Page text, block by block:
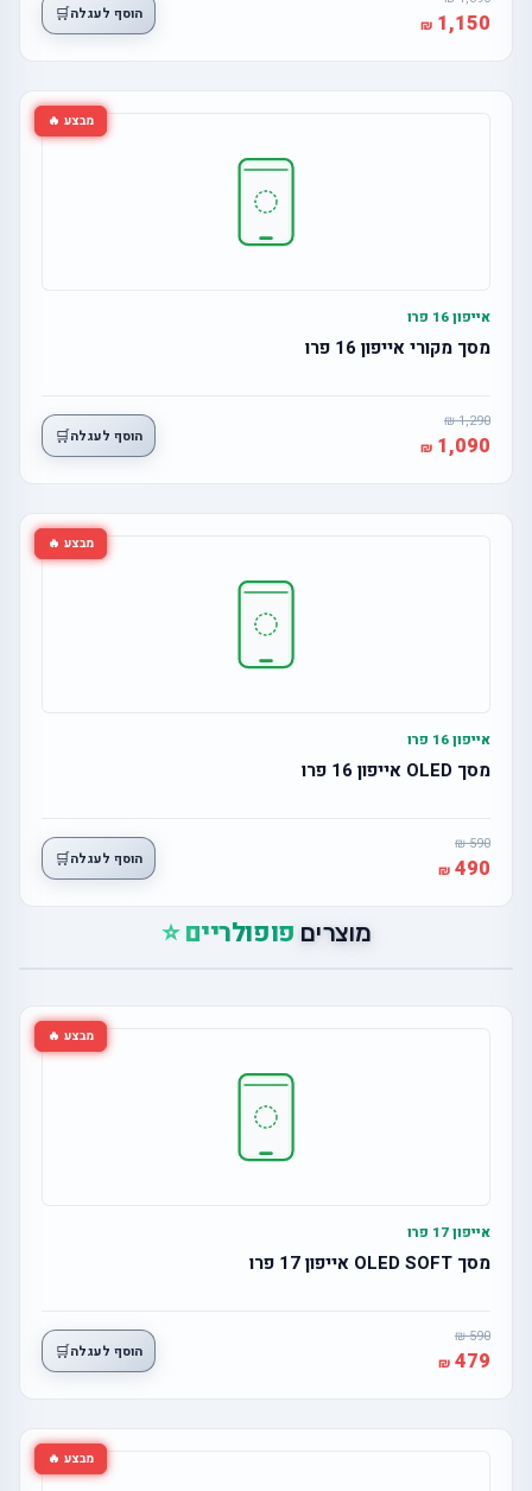
1,150 הוסף לעגלה🛒
מבצע 🔥
אייפון 16 פרו
מסך מקורי אייפון 16 פרו
1,290
1,090 הוסף לעגלה🛒
מבצע 🔥
אייפון 16 פרו
מסך OLED אייפון 16 פרו
590
490 הוסף לעגלה🛒
מוצרים פופולריים ⭐
מבצע 🔥
אייפון 17 פרו
מסך OLED SOFT אייפון 17 פרו
590
479 הוסף לעגלה🛒
מבצע 🔥